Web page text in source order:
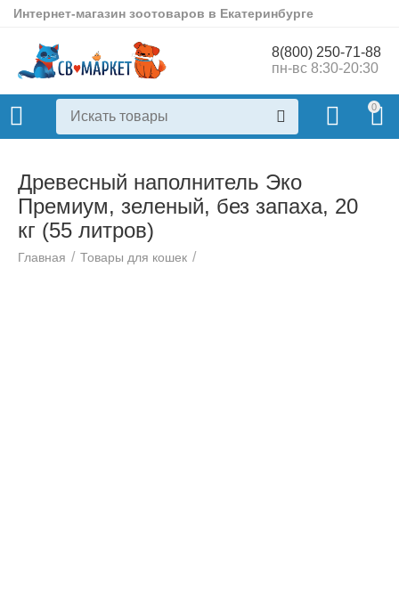
Интернет-магазин зоотоваров в Екатеринбурге
8(800) 250-71-88
пн-вс 8:30-20:30
0
Древесный наполнитель Эко
Премиум, зеленый, без запаха, 20
кг (55 литров)
Главная / Товары для кошек /